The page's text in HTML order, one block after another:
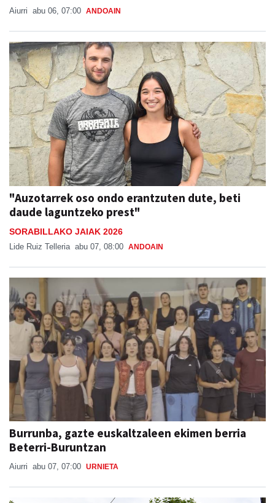
Aiurri abu 06, 07:00 ANDOAIN
"Auzotarrek oso ondo erantzuten dute, beti
daude laguntzeko prest"
SORABILLAKO JAIAK 2026
Lide Ruiz Telleria abu 07, 08:00 ANDOAIN
Burrunba, gazte euskaltzaleen ekimen berria
Beterri-Buruntzan
Aiurri abu 07, 07:00 URNIETA